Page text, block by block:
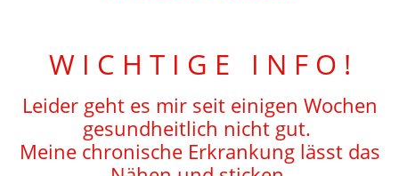
W I C H T I G E I N F O !
Leider geht es mir seit einigen Wochen
gesundheitlich nicht gut.
Meine chronische Erkrankung lässt das